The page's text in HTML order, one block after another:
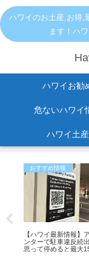
ハワイのお土産,お得,
ます！ハ
ハワイお勧
危ないハワイ
ハワイ土産
おすすめ情報
【ハワイ最新情報】
ンターで駐車違反続
思って停めると最大